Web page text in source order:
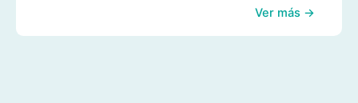
Ver más →